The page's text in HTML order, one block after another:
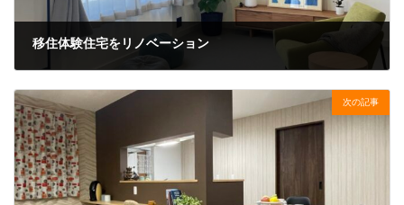
移住体験住宅をリノベーション
次の記事